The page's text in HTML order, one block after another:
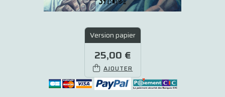
Version papier
25,00 €
AJOUTER